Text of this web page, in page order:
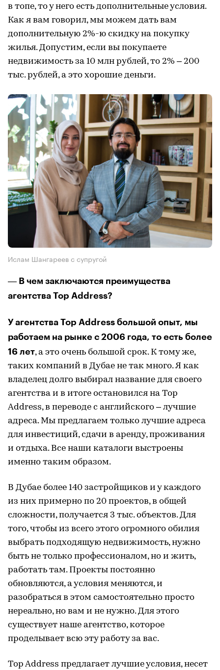
в топе, то у него есть дополнительные условия.
Как я вам говорил, мы можем дать вам
дополнительную 2%-ю скидку на покупку
жилья. Допустим, если вы покупаете
недвижимость за 10 млн рублей, то 2% – 200
тыс. рублей, а это хорошие деньги.
Ислам Шангареев с супругой
— В чем заключаются преимущества
агентства Top Address?
У агентства Top Address большой опыт, мы
работаем на рынке с 2006 года, то есть более
16 лет, а это очень большой срок. К тому же,
таких компаний в Дубае не так много. Я как
владелец долго выбирал название для своего
агентства и в итоге остановился на Top
Address, в переводе с английского – лучшие
адреса. Мы предлагаем только лучшие адреса
для инвестиций, сдачи в аренду, проживания
и отдыха. Все наши каталоги выстроены
именно таким образом.
В Дубае более 140 застройщиков и у каждого
из них примерно по 20 проектов, в общей
сложности, получается 3 тыс. объектов. Для
того, чтобы из всего этого огромного обилия
выбрать подходящую недвижимость, нужно
быть не только профессионалом, но и жить,
работать там. Проекты постоянно
обновляются, а условия меняются, и
разобраться в этом самостоятельно просто
нереально, но вам и не нужно. Для этого
существует наше агентство, которое
проделывает всю эту работу за вас.
Top Address предлагает лучшие условия, несет